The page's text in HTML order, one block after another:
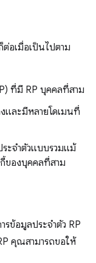
อเมื่อเป็นไปตาม
ที่มี RP บุคคลที่สาม
และมีหลายโดเมนที่
ะจำตัวแบบรวมแม้
ของบุคคลที่สาม
ข้อมูลประจำตัว RP
คุณสามารถขอให้